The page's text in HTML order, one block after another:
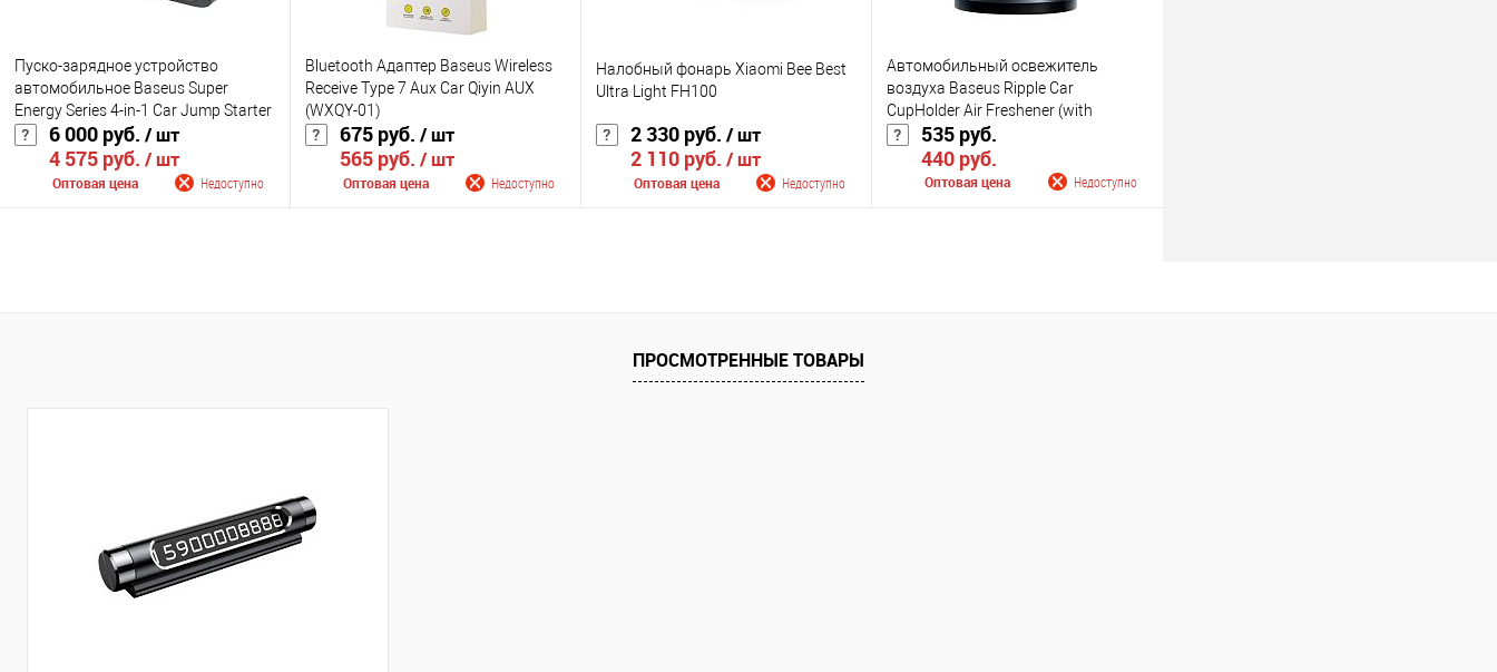
Пуско-зарядное устройство
автомобильное Baseus Super
Energy Series 4-in-1 Car Jump Starter
600A (C00245902111-00)
6 000 руб. / шт
4 575 руб. / шт
Оптовая цена Недоступно
Bluetooth Адаптер Baseus Wireless
Receive Type 7 Aux Car Qiyin AUX
(WXQY-01)
675 руб. / шт
565 руб. / шт
Оптовая цена Недоступно
Налобный фонарь Xiaomi Bee Best
Ultra Light FH100
2 330 руб. / шт
2 110 руб. / шт
Оптовая цена Недоступно
Автомобильный освежитель
воздуха Baseus Ripple Car
CupHolder Air Freshener (with
Formaldehyde Purification Function)
SUXUN-BW01
535 руб.
440 руб.
Оптовая цена Недоступно
ПРОСМОТРЕННЫЕ ТОВАРЫ